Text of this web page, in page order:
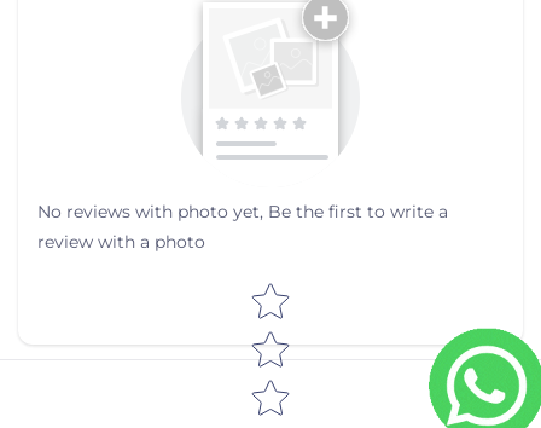
No reviews with photo yet, Be the first to write a
review with a photo
Star rating